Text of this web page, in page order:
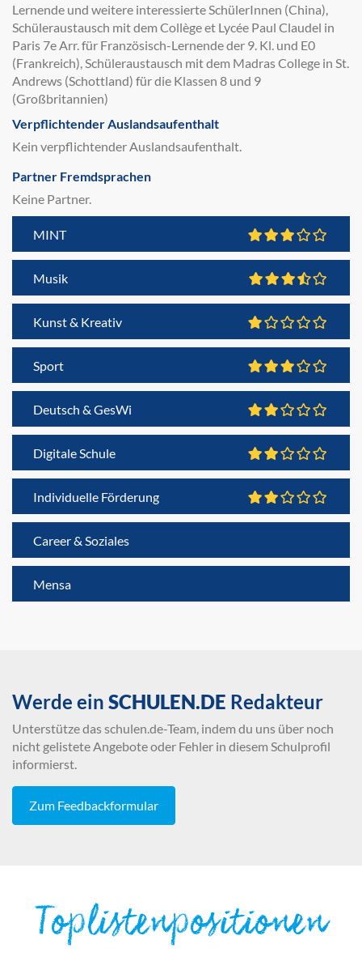
Lernende und weitere interessierte SchülerInnen (China),
Schüleraustausch mit dem Collège et Lycée Paul Claudel in
Paris 7e Arr. für Französisch-Lernende der 9. Kl. und E0
(Frankreich), Schüleraustausch mit dem Madras College in St.
Andrews (Schottland) für die Klassen 8 und 9
(Großbritannien)
Verpflichtender Auslandsaufenthalt
Kein verpflichtender Auslandsaufenthalt.
Partner Fremdsprachen
Keine Partner.
MINT
Musik
Kunst & Kreativ
Sport
Deutsch & GesWi
Digitale Schule
Individuelle Förderung
Career & Soziales
Mensa
Werde ein SCHULEN.DE Redakteur
Unterstütze das schulen.de-Team, indem du uns über noch
nicht gelistete Angebote oder Fehler in diesem Schulprofil
informierst.
Zum Feedbackformular
Toplistenpositionen